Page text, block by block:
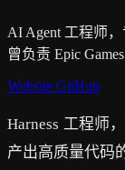
AI Agent 工程师
曾负责 Epic
Website GitHub
Harness 工程师
产出高质量代码